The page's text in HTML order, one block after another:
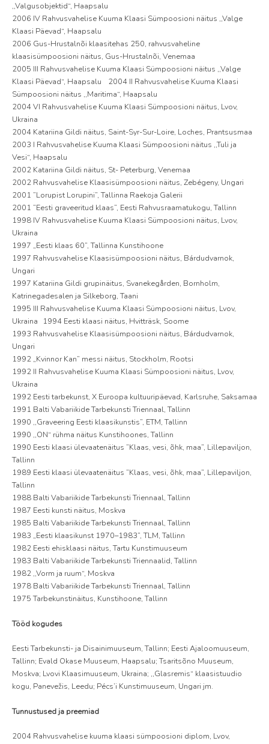
,,Valgusobjektid“, Haapsalu
2006 IV Rahvusvahelise Kuuma Klaasi Sümpoosioni näitus ,,Valge
Klaasi Päevad“, Haapsalu
2006 Gus-Hrustalnõi klaasitehas 250, rahvusvaheline
klaasisümpoosioni näitus, Gus-Hrustalnõi, Venemaa
2005 III Rahvusvahelise Kuuma Klaasi Sümpoosioni näitus ,,Valge
Klaasi Päevad“, Haapsalu 2004 II Rahvusvahelise Kuuma Klaasi
Sümpoosioni näitus ,,Maritima“, Haapsalu
2004 VI Rahvusvahelise Kuuma Klaasi Sümpoosioni näitus, Lvov,
Ukraina
2004 Katariina Gildi näitus, Saint-Syr-Sur-Loire, Loches, Prantsusmaa
2003 I Rahvusvahelise Kuuma Klaasi Sümpoosioni näitus ,,Tuli ja
Vesi“, Haapsalu
2002 Katariina Gildi näitus, St- Peterburg, Venemaa
2002 Rahvusvahelise Klaasisümpoosioni näitus, Zebégeny, Ungari
2001 ”Lorupist Lorupini”, Tallinna Raekoja Galerii
2001 ”Eesti graveeritud klaas”, Eesti Rahvusraamatukogu, Tallinn
1998 IV Rahvusvahelise Kuuma Klaasi Sümpoosioni näitus, Lvov,
Ukraina
1997 „Eesti klaas 60”, Tallinna Kunstihoone
1997 Rahvusvahelise Klaasisümpoosioni näitus, Bárdudvarnok,
Ungari
1997 Katariina Gildi grupinäitus, Svanekegården, Bornholm,
Katrinegadesalen ja Silkeborg, Taani
1995 III Rahvusvahelise Kuuma Klaasi Sümpoosioni näitus, Lvov,
Ukraina 1994 Eesti klaasi näitus, Hvitträsk, Soome
1993 Rahvusvahelise Klaasisümpoosioni näitus, Bárdudvarnok,
Ungari
1992 „Kvinnor Kan” messi näitus, Stockholm, Rootsi
1992 II Rahvusvahelise Kuuma Klaasi Sümpoosioni näitus, Lvov,
Ukraina
1992 Eesti tarbekunst, X Euroopa kultuuripäevad, Karlsruhe, Saksamaa
1991 Balti Vabariikide Tarbekunsti Triennaal, Tallinn
1990 ,,Graveering Eesti klaasikunstis”, ETM, Tallinn
1990 ,,ON“ rühma näitus Kunstihoones, Tallinn
1990 Eesti klaasi ülevaatenäitus ”Klaas, vesi, õhk, maa”, Lillepaviljon,
Tallinn
1989 Eesti klaasi ülevaatenäitus ”Klaas, vesi, õhk, maa”, Lillepaviljon,
Tallinn
1988 Balti Vabariikide Tarbekunsti Triennaal, Tallinn
1987 Eesti kunsti näitus, Moskva
1985 Balti Vabariikide Tarbekunsti Triennaal, Tallinn
1983 „Eesti klaasikunst 1970–1983”, TLM, Tallinn
1982 Eesti ehisklaasi näitus, Tartu Kunstimuuseum
1983 Balti Vabariikide Tarbekunsti Triennaalid, Tallinn
1982 ,,Vorm ja ruum“, Moskva
1978 Balti Vabariikide Tarbekunsti Triennaal, Tallinn
1975 Tarbekunstinäitus, Kunstihoone, Tallinn
Tööd kogudes
Eesti Tarbekunsti- ja Disainimuuseum, Tallinn; Eesti Ajaloomuuseum,
Tallinn; Evald Okase Muuseum, Haapsalu; Tsaritsõno Muuseum,
Moskva; Lvovi Klaasimuuseum, Ukraina; ,,Glasremis“ klaasistuudio
kogu, Panevežis, Leedu; Pécs’i Kunstimuuseum, Ungari jm.
Tunnustused ja preemiad
2004 Rahvusvahelise kuuma klaasi sümpoosioni diplom, Lvov,